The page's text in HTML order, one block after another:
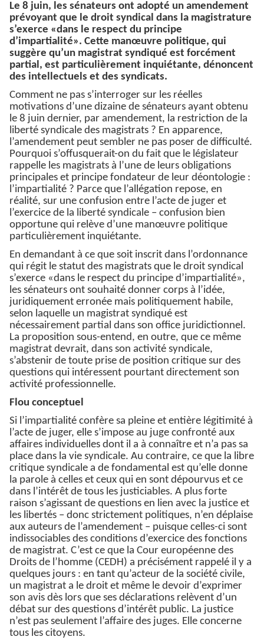
Le 8 juin, les sénateurs ont adopté un amendement
prévoyant que le droit syndical dans la magistrature
s’exerce «dans le respect du principe
d’impartialité». Cette manœuvre politique, qui
suggère qu’un magistrat syndiqué est forcément
partial, est particulièrement inquiétante, dénoncent
des intellectuels et des syndicats.
Comment ne pas s’interroger sur les réelles
motivations d’une dizaine de sénateurs ayant obtenu
le 8 juin dernier, par amendement, la restriction de la
liberté syndicale des magistrats ? En apparence,
l’amendement peut sembler ne pas poser de difficulté.
Pourquoi s’offusquerait-on du fait que le législateur
rappelle les magistrats à l’une de leurs obligations
principales et principe fondateur de leur déontologie :
l’impartialité ? Parce que l’allégation repose, en
réalité, sur une confusion entre l’acte de juger et
l’exercice de la liberté syndicale – confusion bien
opportune qui relève d’une manœuvre politique
particulièrement inquiétante.
En demandant à ce que soit inscrit dans l’ordonnance
qui régit le statut des magistrats que le droit syndical
s’exerce «dans le respect du principe d’impartialité»,
les sénateurs ont souhaité donner corps à l’idée,
juridiquement erronée mais politiquement habile,
selon laquelle un magistrat syndiqué est
nécessairement partial dans son office juridictionnel.
La proposition sous-entend, en outre, que ce même
magistrat devrait, dans son activité syndicale,
s’abstenir de toute prise de position critique sur des
questions qui intéressent pourtant directement son
activité professionnelle.
Flou conceptuel
Si l’impartialité confère sa pleine et entière légitimité à
l’acte de juger, elle s’impose au juge confronté aux
affaires individuelles dont il a à connaître et n’a pas sa
place dans la vie syndicale. Au contraire, ce que la libre
critique syndicale a de fondamental est qu’elle donne
la parole à celles et ceux qui en sont dépourvus et ce
dans l’intérêt de tous les justiciables. A plus forte
raison s’agissant de questions en lien avec la justice et
les libertés – donc strictement politiques, n’en déplaise
aux auteurs de l’amendement – puisque celles-ci sont
indissociables des conditions d’exercice des fonctions
de magistrat. C’est ce que la Cour européenne des
Droits de l’homme (CEDH) a précisément rappelé il y a
quelques jours : en tant qu’acteur de la société civile,
un magistrat a le droit et même le devoir d’exprimer
son avis dès lors que ses déclarations relèvent d’un
débat sur des questions d’intérêt public. La justice
n’est pas seulement l’affaire des juges. Elle concerne
tous les citoyens.